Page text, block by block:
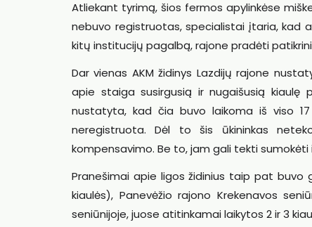
Atliekant tyrimą, šios fermos apylinkėse
nebuvo registruotas, specialistai įtaria, kad
kitų institucijų pagalbą, rajone pradėti
Dar vienas AKM židinys Lazdijų rajone
apie staiga susirgusią ir nugaišusią kiaulę
nustatyta, kad čia buvo laikoma iš viso
neregistruota. Dėl to šis ūkininkas
kompensavimo. Be to, jam gali tekti sumokėti
Pranešimai apie ligos židinius taip pat buvo
kiaulės), Panevėžio rajono Krekenavos
seniūnijoje, juose atitinkamai laikytos 2 ir 3